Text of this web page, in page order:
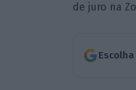
de juro na